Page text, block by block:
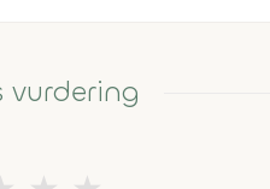
vurdering